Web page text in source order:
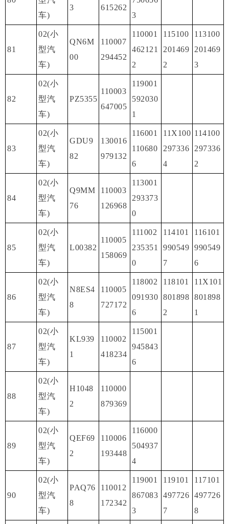
车)
3
615262
3
81
02(小
型汽
车)
QN6M
00
110007
294452
110001
462121
2
115100
201469
2
113100
201469
3
82
02(小
型汽
车)
PZ5355
110003
647005
119001
592030
1
83
02(小
型汽
车)
GDU9
82
130016
979132
116001
110680
6
11X100
297336
4
114100
297336
2
84
02(小
型汽
车)
Q9MM
76
110003
126968
113001
293373
0
85
02(小
型汽
车)
L00382
110005
158069
111002
235351
0
114101
990549
7
116101
990549
6
86
02(小
型汽
车)
N8ES4
8
110005
727172
118002
091930
6
118101
801898
2
11X101
801898
1
87
02(小
型汽
车)
KL939
1
110002
418234
115001
945843
6
88
02(小
型汽
车)
H1048
2
110000
879369
89
02(小
型汽
车)
QEF69
2
110006
193448
116000
504937
4
90
02(小
型汽
车)
PAQ76
8
110012
172342
119001
867083
3
119101
497726
7
117101
497726
8